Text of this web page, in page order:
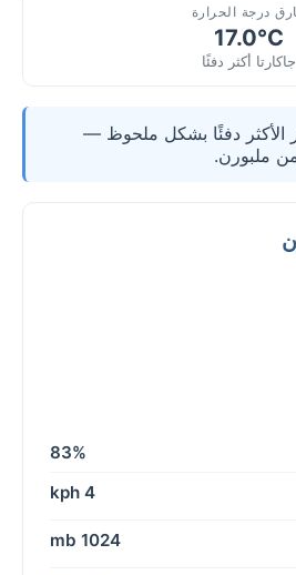
درجة الحرارة
17.0°C
جاكارتا أكثر دفئًا
الأكثر دفئًا بشكل ملحوظ —
83%
4 kph
1024 mb